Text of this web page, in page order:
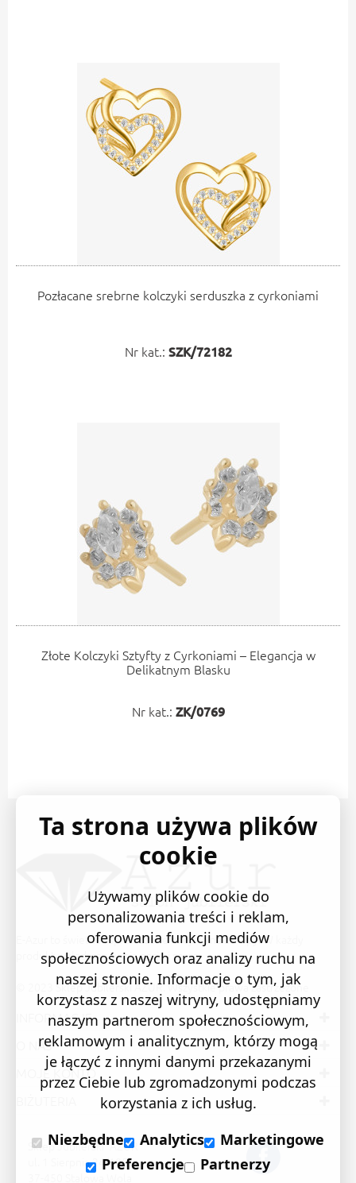
Pozłacane srebrne kolczyki serduszka z cyrkoniami
Nr kat.: SZK/72182
Złote Kolczyki Sztyfty z Cyrkoniami – Elegancja w
Delikatnym Blasku
Nr kat.: ZK/0769
E-Azur to świetne i sprawdzone miejsce na zakupy. W każdy
produkt wkładamy swoją pasję i serce.
© 2023 Sklep Jubilerski AZUR. Wszystkie prawa zastrzeżone
INFORMACJE
O NAS
MOJE KONTO
Sklep Jubilerski "AZUR"
ul. 1 Sierpnia 24/105
37-450 Stalowa Wola
Ta strona używa plików
cookie
Używamy plików cookie do
personalizowania treści i reklam,
oferowania funkcji mediów
społecznościowych oraz analizy ruchu na
naszej stronie. Informacje o tym, jak
korzystasz z naszej witryny, udostępniamy
naszym partnerom społecznościowym,
reklamowym i analitycznym, którzy mogą
je łączyć z innymi danymi przekazanymi
przez Ciebie lub zgromadzonymi podczas
korzystania z ich usług.
Niezbędne
Analytics
Marketingowe
Preferencje
Partnerzy